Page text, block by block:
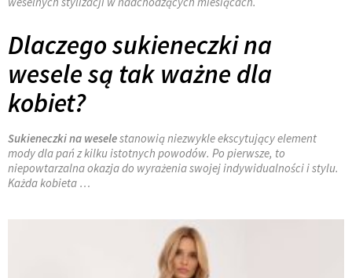
Dlaczego sukieneczki na
wesele są tak ważne dla
kobiet?
Sukieneczki na weselestanowią niezwykle ekscytujący element
mody dla pań z kilku istotnych powodów. Po pierwsze, to
niepowtarzalna okazja do wyrażenia swojej indywidualności i stylu.
Każda kobieta …